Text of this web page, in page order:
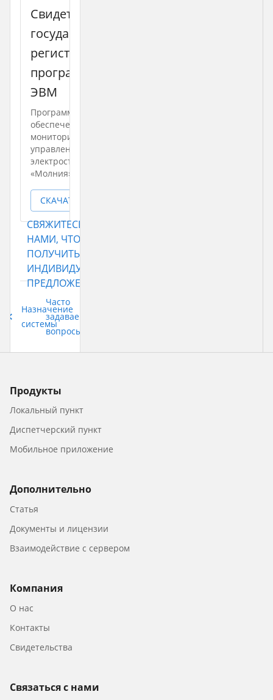
Свидетельство о
государственной
регистрации
программы для
ЭВМ
Программное
обеспечение
мониторинга и
управления дизельной
электростанцией ЭТРО
«Молния»
СКАЧАТЬ
СВЯЖИТЕСЬ С
НАМИ, ЧТОБЫ
ПОЛУЧИТЬ
ИНДИВИДУАЛЬНОЕ
ПРЕДЛОЖЕНИЕ
Назначение
системы
Часто
задаваемые
вопросы
Продукты
Локальный пункт
Диспетчерский пункт
Мобильное приложение
Дополнительно
Статья
Документы и лицензии
Взаимодействие с сервером
Компания
О нас
Контакты
Свидетельства
Связаться с нами